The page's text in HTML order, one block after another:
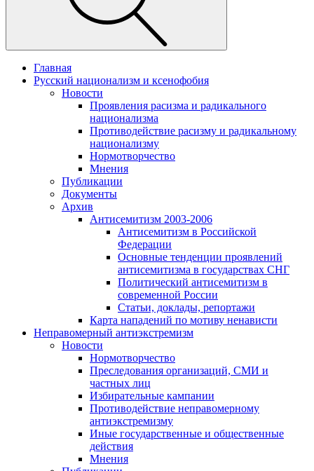
Главная
Русский национализм и ксенофобия
Новости
Проявления расизма и радикального
национализма
Противодействие расизму и радикальному
национализму
Нормотворчество
Мнения
Публикации
Документы
Архив
Антисемитизм 2003-2006
Антисемитизм в Российской
Федерации
Основные тенденции проявлений
антисемитизма в государствах СНГ
Политический антисемитизм в
современной России
Статьи, доклады, репортажи
Карта нападений по мотиву ненависти
Неправомерный антиэкстремизм
Новости
Нормотворчество
Преследования организаций, СМИ и
частных лиц
Избирательные кампании
Противодействие неправомерному
антиэкстремизму
Иные государственные и общественные
действия
Мнения